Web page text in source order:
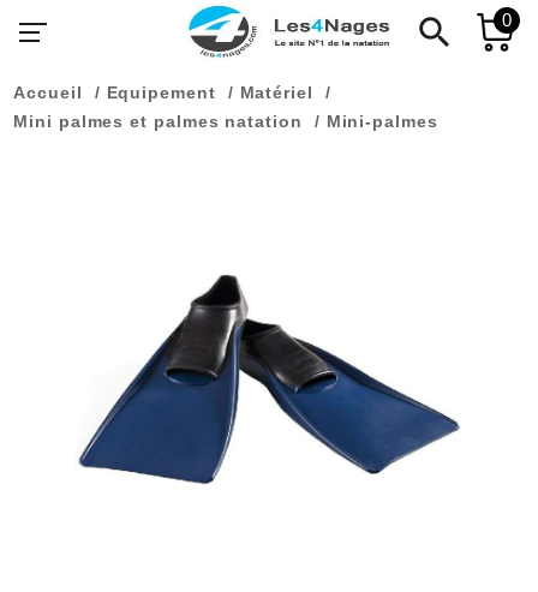
search 0
Accueil Equipement
Matériel
Mini palmes et palmes natation
Mini-palmes